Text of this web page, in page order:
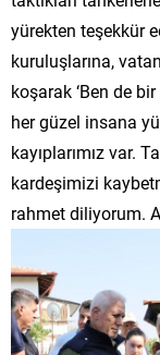
yürekten teşekkür
kuruluşlarına,
koşarak ‘Ben de
her güzel insana
kayıplarımız var.
kardeşimizi
rahmet diliyorum.